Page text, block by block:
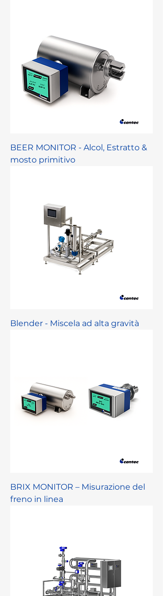
BEER MONITOR - Alcol, Estratto &
mosto primitivo
Blender - Miscela ad alta gravità
BRIX MONITOR – Misurazione del
freno in linea